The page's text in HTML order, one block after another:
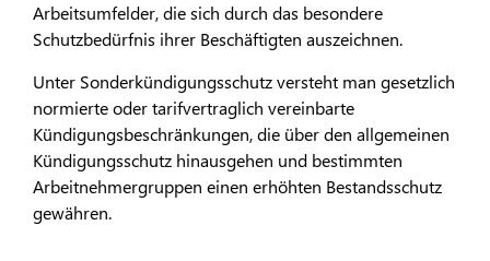
Arbeitsumfelder, die sich durch das besondere
Schutzbedürfnis ihrer Beschäftigten auszeichnen.
Unter Sonderkündigungsschutz versteht man gesetzlich
normierte oder tarifvertraglich vereinbarte
Kündigungsbeschränkungen, die über den allgemeinen
Kündigungsschutz hinausgehen und bestimmten
Arbeitnehmergruppen einen erhöhten Bestandsschutz
gewähren.